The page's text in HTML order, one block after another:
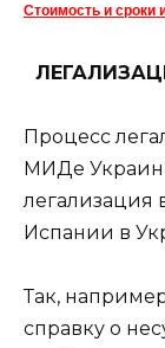
Стоимость и сроки
Процесс
МИДе
легализация
Испании в
Так,
справку о